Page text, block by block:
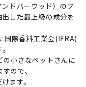
ドバーウッド）のフ
した最上級の成分を
国際香料工業会(IFRA)
小さなペットさんに
ので、
ます。